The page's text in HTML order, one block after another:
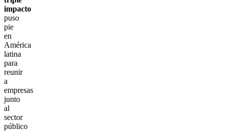
impacto
puso
pie
en
América
latina
para
reunir
a
empresas
junto
al
sector
público